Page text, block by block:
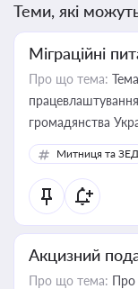
Теми, які
Міграційні
Про що тема:
громадянства
Митниця та ЗЕД
Акцизний
Про що тема: Про